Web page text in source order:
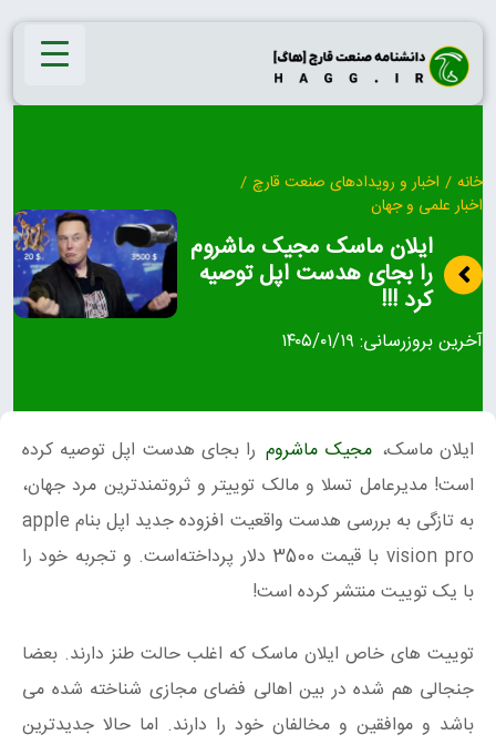
Skip
content
خانه / اخبار و رویدادهای صنعت قارچ /
اخبار علمی و جهان
ایلان ماسک مجیک ماشروم
را بجای هدست اپل توصیه
کرد !!!
آخرین بروزرسانی: ۱۴۰۵/۰۱/۱۹
ایلان ماسک، مجیک ماشروم را بجای هدست اپل توصیه کرده
است! مدیرعامل تسلا و مالک توییتر و ثروتمندترین مرد جهان،
به تازگی به بررسی هدست واقعیت افزوده جدید اپل بنام apple
vision pro با قیمت 3500 دلار پرداخته‌است. و تجربه خود را
با یک توییت منتشر کرده است!
توییت های خاص ایلان ماسک که اغلب حالت طنز دارند. بعضا
جنجالی هم شده در بین اهالی فضای مجازی شناخته شده می
باشد و موافقین و مخالفان خود را دارند. اما حالا جدیدترین